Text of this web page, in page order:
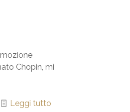
Chopin, mi
Leggi tutto